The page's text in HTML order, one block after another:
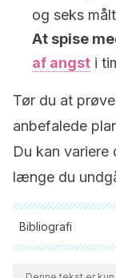
og seks
At spise
af ​​angst i
Tør du at
anbefalede
Du kan variere
længe du
Bibliografi
Alle citerede
for at sikre deres